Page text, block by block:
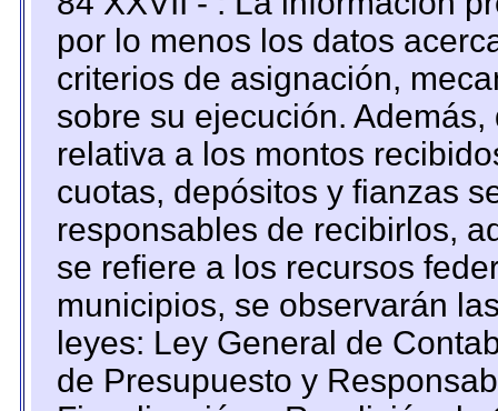
por lo menos los datos
criterios de asignación,
sobre su ejecución.
relativa a los montos
cuotas, depósitos y fianzas
responsables de recibirlos,
se refiere a los recursos
municipios, se observarán
leyes: Ley General de
de Presupuesto y